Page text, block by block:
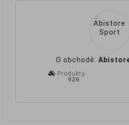
O obchodě:
Produkty
926